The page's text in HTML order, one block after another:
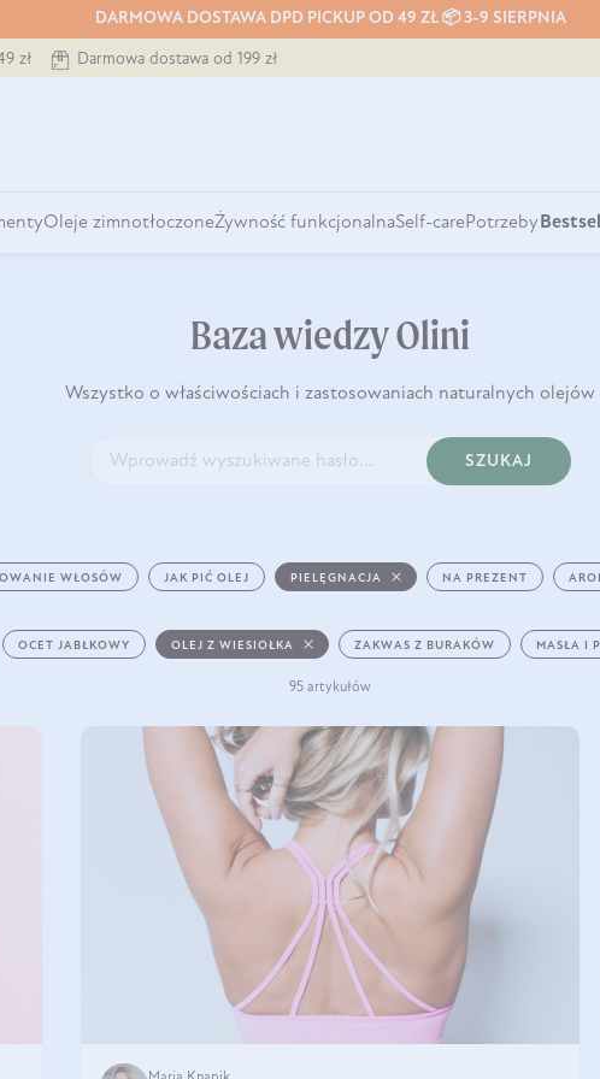
DARMOWA DOSTAWA DPD PICKUP OD 49 ZŁ 📦 3-9 SIERPNIA
zł Darmowa dostawa od 199 zł
Oleje zimnotłoczoneŻywność funkcjonalnaSelf-carePotrzeby
Baza wiedzy Olini
Wszystko o właściwościach i zastosowaniach naturalnych olejów
SZUKAJ
WŁOSÓW JAK PIĆ OLEJ PIELĘGNACJA NA PREZENT
OCET JABŁKOWY OLEJ Z WIESIOŁKA ZAKWAS Z BURAKÓW MASŁA I
95 artykułów